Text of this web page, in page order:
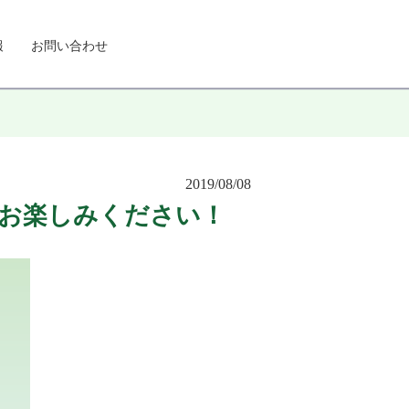
お問い合わせ
2019/08/08
楽しみください！